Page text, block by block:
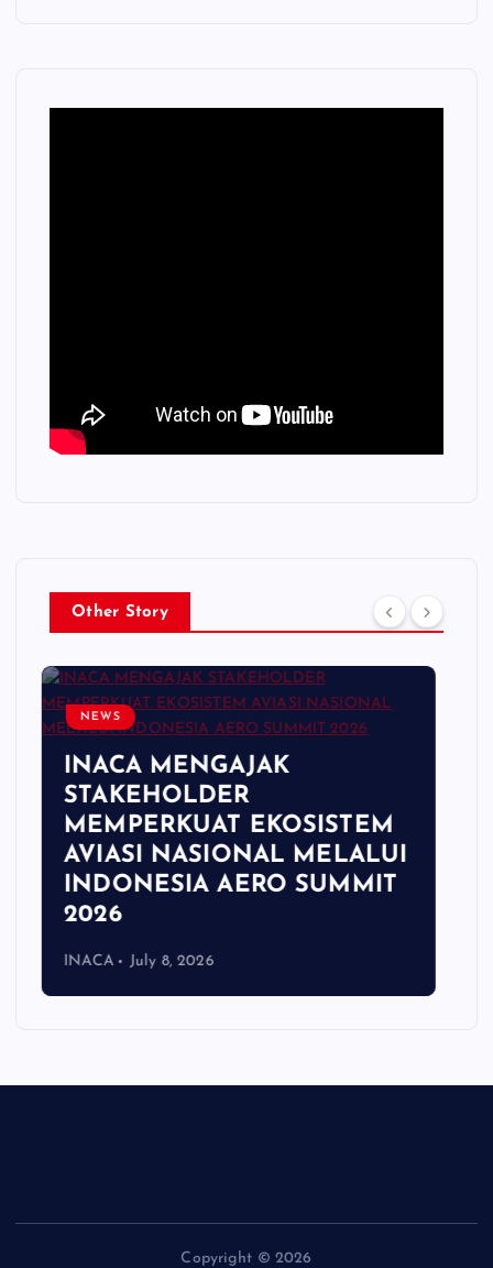
Other Story
NEWS
INACA Resmi Menjadi
Supporting Partner
Passenger Terminal Expo
Asia 2026
INACA July 8, 2026
Copyright © 2026